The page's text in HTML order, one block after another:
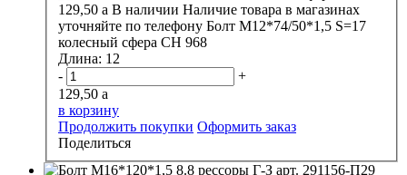
129,50 a В наличии Наличие товара в магазинах
уточняйте по телефону Болт М12*74/50*1,5 S=17
колесный сфера CH 968
Длина: 12
-
+
129,50 a
в корзину
Продолжить покупки Оформить заказ
Поделиться